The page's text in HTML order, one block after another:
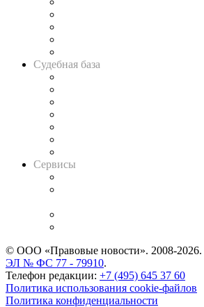
Судебная база
Сервисы
© ООО «Правовые новости». 2008-2026.
ЭЛ № ФС 77 - 79910.
Телефон редакции: +7 (495) 645 37 60
Политика использования cookie-файлов
Политика конфиденциальности